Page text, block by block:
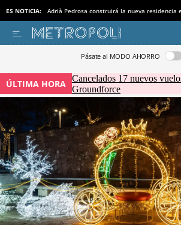
ES NOTICIA: Adrià Pedrosa construirá la nueva residencia
Pásate al MODO AHORRO
ÚLTIMA HORA Cancelados 17 nuevos
Groundforce